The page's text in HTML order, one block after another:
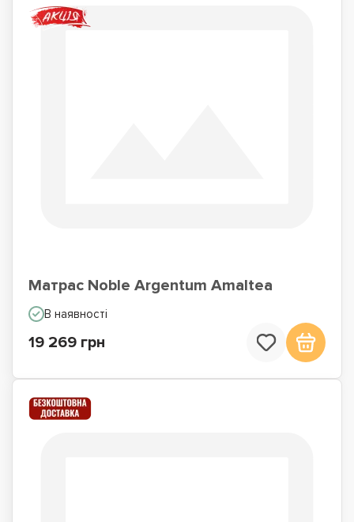
Недорогі матраци
Матрас Noble Argentum Amaltea
В наявності
19 269 грн